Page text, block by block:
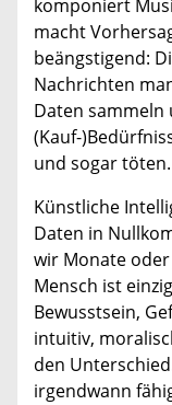
komponiert
macht
beängstigend:
Nachrichten
Daten sammeln
(Kauf-
und sogar töten.
Künstliche
Daten in
wir Monate
Mensch ist
Bewusstsein,
intuitiv,
den
irgendwann